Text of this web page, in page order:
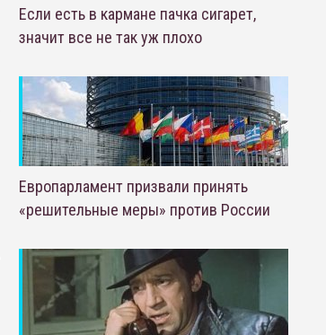
Если есть в кармане пачка сигарет,
значит все не так уж плохо
Европарламент призвали принять
«решительные меры» против России